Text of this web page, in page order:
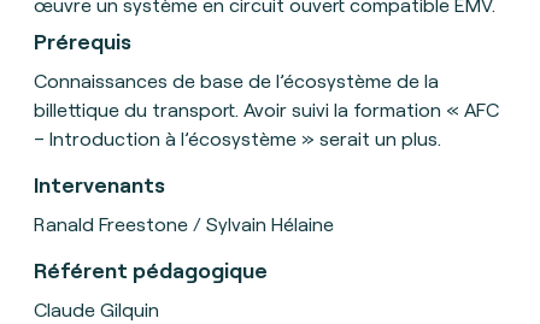
Prérequis
Connaissances de base de l’écosystème de la
billettique du transport. Avoir suivi la formation « AFC
– Introduction à l’écosystème » serait un plus.
Intervenants
Ranald Freestone / Sylvain Hélaine
Référent pédagogique
Claude Gilquin